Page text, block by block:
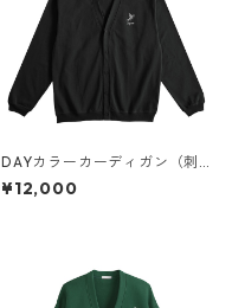
DAYカラーカーディガン（刺
繍）
¥12,000